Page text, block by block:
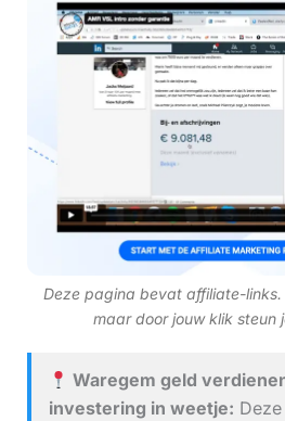
Deze pagina bevat affiliate-
maar door jouw klik steun
Waregem geld
investering in weetje: